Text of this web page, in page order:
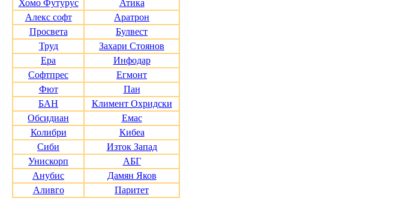
Хомо Футурус
Атика
Алекс софт
Аратрон
Просвета
Булвест
Труд
Захари Стоянов
Ера
Инфодар
Софтпрес
Егмонт
Фют
Пан
БАН
Климент Охридски
Обсидиан
Емас
Колибри
Кибеа
Сиби
Изток Запад
Унискорп
АБГ
Анубис
Дамян Яков
Аливго
Паритет